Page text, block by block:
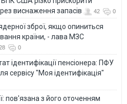
виснаження запасів
42 0
зброї, якщо опиниться
країни, - лава МЗС
0
ідентифікації пенсіонера: ПФУ
сервісу "Моя ідентифікація"
пов'язана з його оточенням